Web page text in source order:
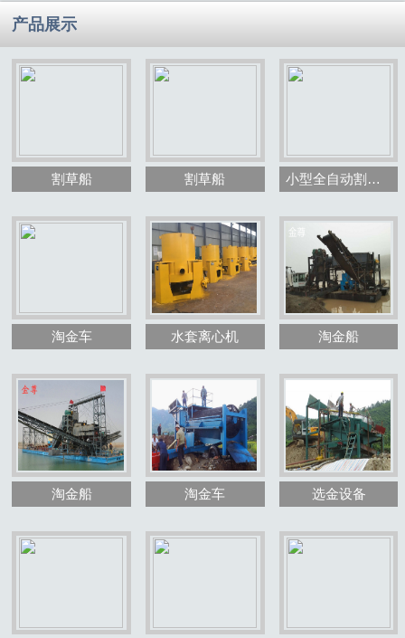
1 2 3
产品展示
割草船 割草船 小型全自动割草船
淘金车 水套离心机 淘金船
淘金船 淘金车 选金设备